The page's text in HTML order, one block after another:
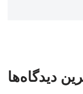
دیدگاه‌ها